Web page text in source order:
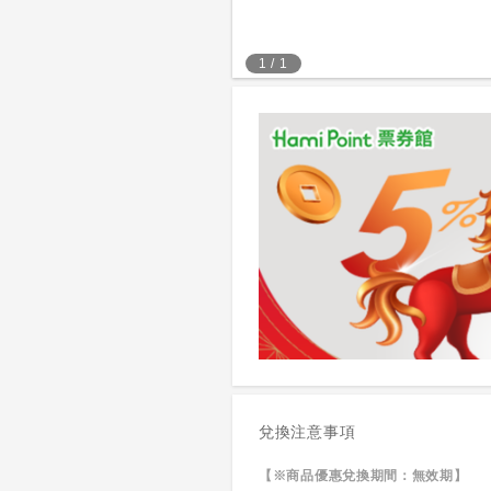
1 / 1
兌換注意事項
【※商品優惠兌換期間：無效期】